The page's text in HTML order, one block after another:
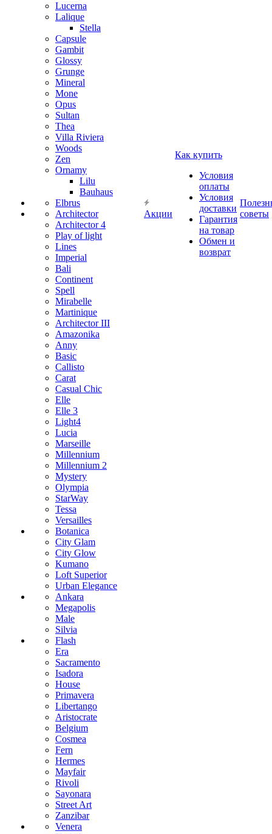
Lucerna
Lalique
Stella
Capsule
Gambit
Glossy
Grunge
Mineral
Mone
Opus
Sultan
Thea
Villa Riviera
Woods
Zen
Ornamy
Lilu
Bauhaus
Elbrus
Architector
Architector 4
Play of light
Lines
Imperial
Bali
Continent
Spell
Mirabelle
Martinique
Architector III
Amazonika
Anny
Basic
Callisto
Carat
Casual Chic
Elle
Elle 3
Light4
Lucia
Marseille
Millennium
Millennium 2
Mystery
Olympia
StarWay
Tessa
Versailles
Botanica
City Glam
City Glow
Kumano
Loft Superior
Urban Elegance
Ankara
Megapolis
Male
Silvia
Flash
Era
Sacramento
Isadora
House
Primavera
Libertango
Aristocrate
Belgium
Cosmea
Fern
Hermes
Mayfair
Rivoli
Sayonara
Street Art
Zanzibar
Venera
Акции
Как купить
Условия
оплаты
Условия
доставки
Гарантия
на товар
Обмен и
возврат
советы